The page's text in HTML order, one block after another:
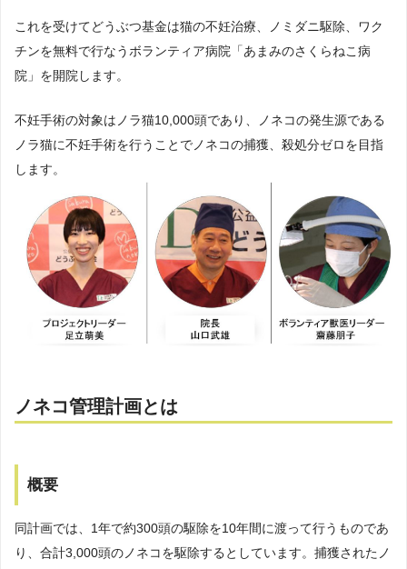
これを受けてどうぶつ基金は猫の不妊治療、ノミダニ駆除、ワク
チンを無料で行なうボランティア病院「あまみのさくらねこ病
院」を開院します。
不妊手術の対象はノラ猫10,000頭であり、ノネコの発生源である
ノラ猫に不妊手術を行うことでノネコの捕獲、殺処分ゼロを目指
します。
ノネコ管理計画とは
概要
同計画では、1年で約300頭の駆除を10年間に渡って行うものであ
り、合計3,000頭のノネコを駆除するとしています。捕獲されたノ